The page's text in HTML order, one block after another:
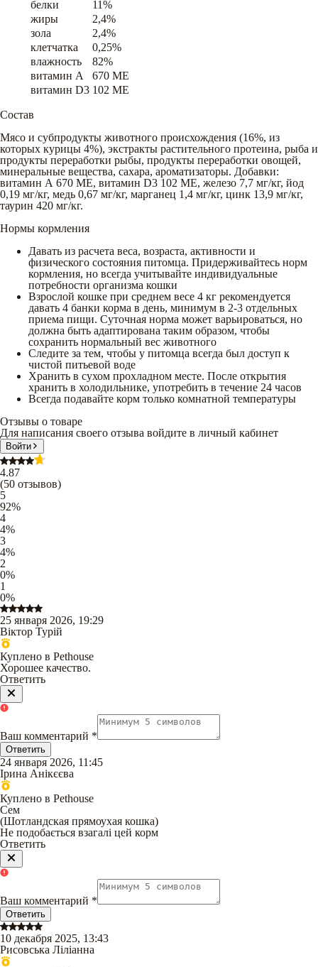
белки
11%
жиры
2,4%
зола
2,4%
клетчатка
0,25%
влажность
82%
витамин A
670 ME
витамин D3 102 ME
Состав
Мясо и субпродукты животного происхождения (16%, из
которых курицы 4%), экстракты растительного протеина, рыба и
продукты переработки рыбы, продукты переработки овощей,
минеральные вещества, сахара, ароматизаторы. Добавки:
витамин А 670 МЕ, витамин D3 102 МЕ, железо 7,7 мг/кг, йод
0,19 мг/кг, медь 0,67 мг/кг, марганец 1,4 мг/кг, цинк 13,9 мг/кг,
таурин 420 мг/кг.
Нормы кормления
Давать из расчета веса, возраста, активности и
физического состояния питомца. Придерживайтесь норм
кормления, но всегда учитывайте индивидуальные
потребности организма кошки
Взрослой кошке при среднем весе 4 кг рекомендуется
давать 4 банки корма в день, минимум в 2-3 отдельных
приема пищи. Суточная норма может варьироваться, но
должна быть адаптирована таким образом, чтобы
сохранить нормальный вес животного
Следите за тем, чтобы у питомца всегда был доступ к
чистой питьевой воде
Хранить в сухом прохладном месте. После открытия
хранить в холодильнике, употребить в течение 24 часов
Всегда подавайте корм только комнатной температуры
Отзывы о товаре
Для написания своего отзыва войдите в личный кабинет
Войти
4.87
(50 отзывов)
5
92%
4
4%
3
4%
2
0%
1
0%
25 января 2026, 19:29
Віктор Турій
Куплено в Pethouse
Хорошее качество.
Ответить
Ваш комментарий *
Ответить
24 января 2026, 11:45
Ірина Анікєєва
Куплено в Pethouse
Сем
(Шотландская прямоухая кошка)
Не подобається взагалі цей корм
Ответить
Ваш комментарий *
Ответить
10 декабря 2025, 13:43
Рисовська Ліліанна